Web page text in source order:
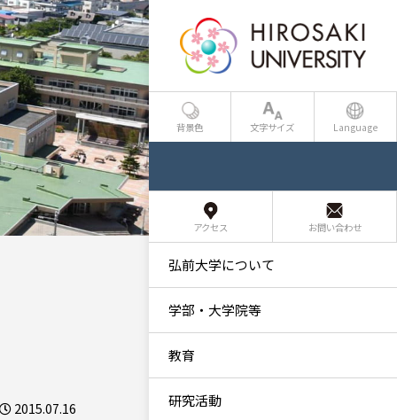
2015.07.16
背景色 文字サイズ Language
アクセス お問い合わせ
弘前大学について
学部・大学院等
教育
研究活動